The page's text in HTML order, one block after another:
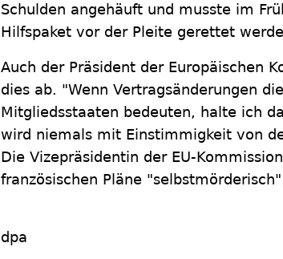
Schulden angehäuft und musste im
Hilfspaket vor der Pleite gerettet
Auch der Präsident der Europäischen
dies ab. "Wenn Vertragsänderungen
Mitgliedsstaaten bedeuten, halte ich
wird niemals mit Einstimmigkeit von
Die Vizepräsidentin der EU-
französischen Pläne
dpa